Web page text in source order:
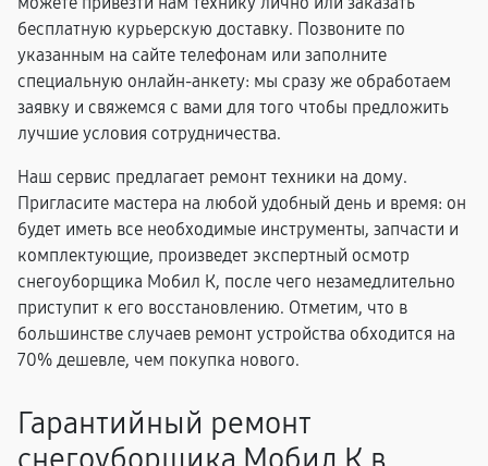
бесплатную курьерскую доставку. Позвоните по
указанным на сайте телефонам или заполните
специальную онлайн-анкету: мы сразу же обработаем
заявку и свяжемся с вами для того чтобы предложить
лучшие условия сотрудничества.
Наш сервис предлагает ремонт техники на дому.
Пригласите мастера на любой удобный день и время: он
будет иметь все необходимые инструменты, запчасти и
комплектующие, произведет экспертный осмотр
снегоуборщика Мобил К, после чего незамедлительно
приступит к его восстановлению. Отметим, что в
большинстве случаев ремонт устройства обходится на
70% дешевле, чем покупка нового.
Гарантийный ремонт